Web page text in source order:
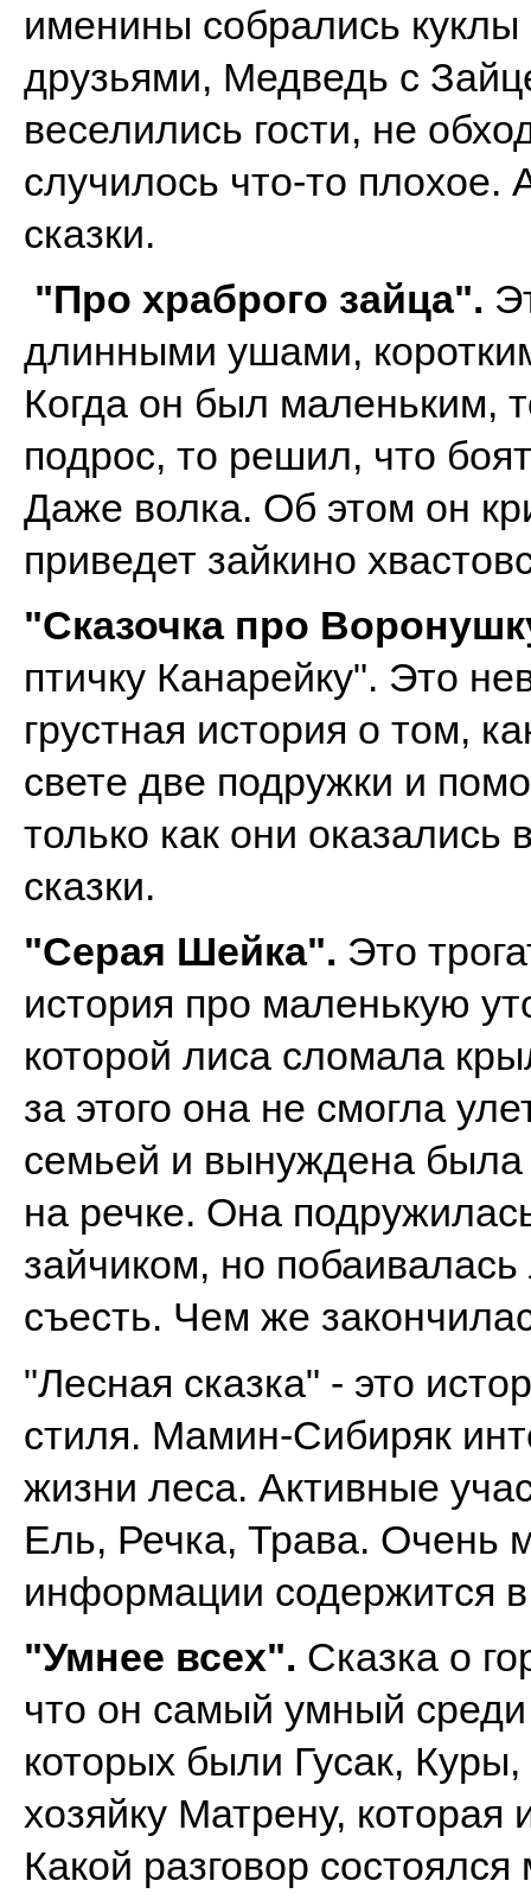
именины собрались
друзьями, Медведь с
веселились гости, не
случилось что-то плохое.
сказки.
"Про храброго зайца".
длинными ушами,
Когда он был маленьким,
подрос, то решил, что
Даже волка. Об этом он
приведет зайкино
"Сказочка про
птичку Канарейку". Это
грустная история о том,
свете две подружки и
только как они
сказки.
"Серая Шейка". Это
история про маленькую
которой лиса сломала
за этого она не смогла
семьей и вынуждена была
на речке. Она
зайчиком, но
съесть. Чем же
"Лесная сказка" - это
стиля. Мамин-Сибиряк
жизни леса. Активные
Ель, Речка, Трава. Очень
информации содержится
"Умнее всех". Сказка о
что он самый умный
которых были Гусак,
хозяйку Матрену,
Какой разговор